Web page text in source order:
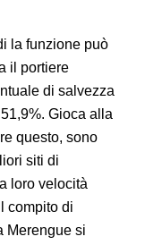
la funzione può
il portiere
di salvezza
Gioca alla
questo, sono
siti di
loro velocità
compito di
Merengue si